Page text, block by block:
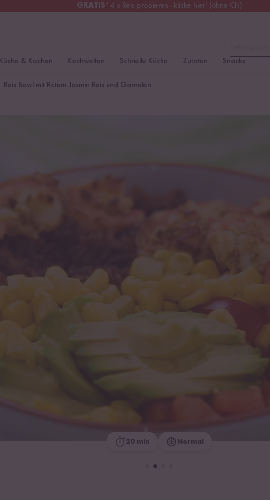
GRATIS* 4 x Reis probieren - klicke hier! (ohne CH)
Alle Zölle & Steuern inklusive
Küche & Kochen Kochwelten Schnelle Küche Zutaten Snacks
Reis Bowl mit Rotem Jasmin Reis und Garnelen
20 min Normal